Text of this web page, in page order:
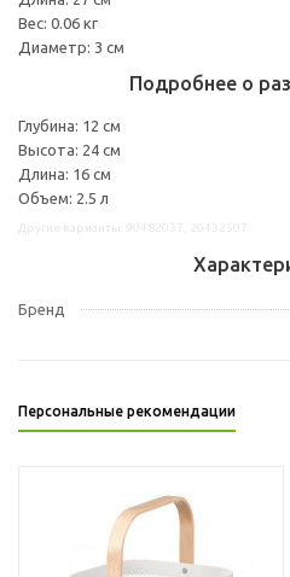
Вес: 0.06 кг
Диаметр: 3 см
Подробнее о
Глубина: 12 см
Высота: 24 см
Длина: 16 см
Объем: 2.5 л
Бренд
Персональные рекомендации